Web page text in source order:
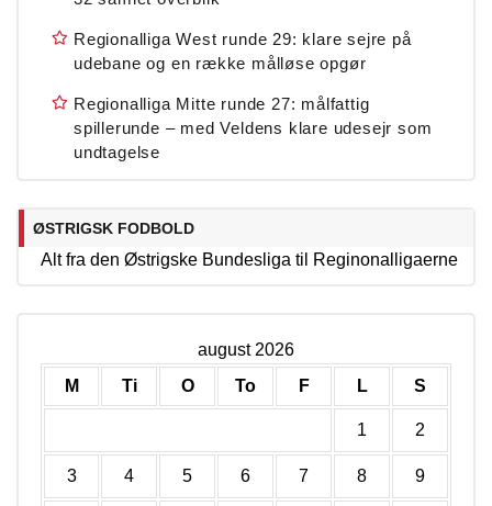
Regionalliga West runde 29: klare sejre på
udebane og en række målløse opgør
Regionalliga Mitte runde 27: målfattig
spillerunde – med Veldens klare udesejr som
undtagelse
ØSTRIGSK FODBOLD
Alt fra den Østrigske Bundesliga til Reginonalligaerne
august 2026
M
Ti O To F L S
1 2
3 4 5 6 7 8 9